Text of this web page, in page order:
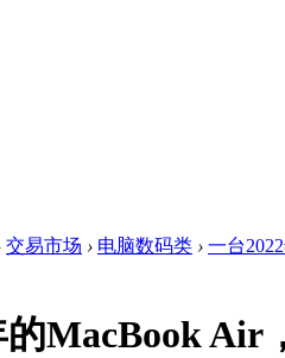
交易市场 › 电脑数码类 › 一台
的MacBook Air